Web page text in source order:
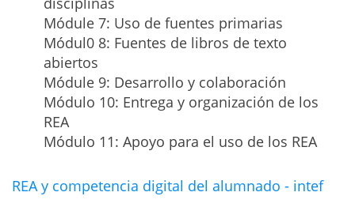
Módule 7: Uso de fuentes primarias
Módul0 8: Fuentes de libros de texto
abiertos
Módule 9: Desarrollo y colaboración
Módulo 10: Entrega y organización de los
REA
Módulo 11: Apoyo para el uso de los REA
REA y competencia digital del alumnado - intef